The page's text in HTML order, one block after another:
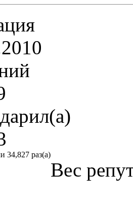
34,827 раз(а)
Вес